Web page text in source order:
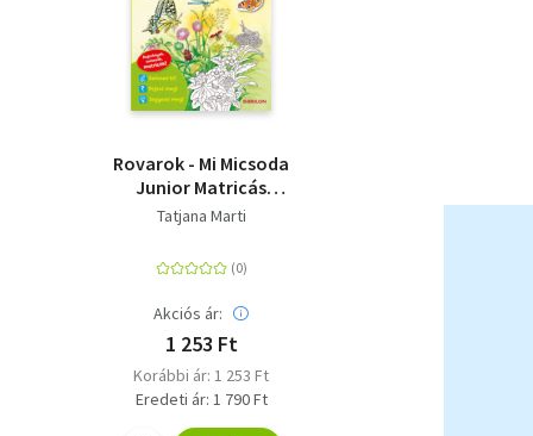
Rovarok - Mi Micsoda
Junior Matricás
rejtvényfüzet -
matricák!
Tatjana Marti
Akciós ár:
1 253 Ft
Korábbi ár: 1 253 Ft
Eredeti ár: 1 790 Ft